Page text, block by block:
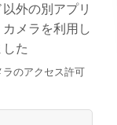
外の別アプリ
メラを利用し
た
のアクセス許可